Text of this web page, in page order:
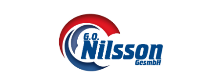
Zum Hauptinhalt springen